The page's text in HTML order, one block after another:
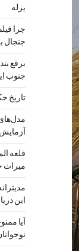
یزله
چرا
جنجال
برقع
جنوب
تاریخ
قلعه
میراث
این
آیا